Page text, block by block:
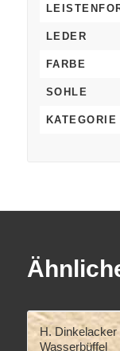
LEDER
FARBE
SOHLE
KATEGORIE
H. Dinkelacker
Wasserbüffel